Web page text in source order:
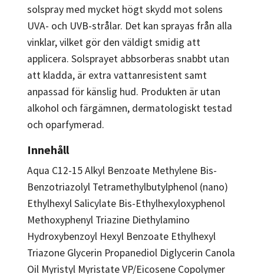
solspray med mycket högt skydd mot solens
UVA- och UVB-strålar. Det kan sprayas från alla
vinklar, vilket gör den väldigt smidig att
applicera. Solsprayet abbsorberas snabbt utan
att kladda, är extra vattanresistent samt
anpassad för känslig hud. Produkten är utan
alkohol och färgämnen, dermatologiskt testad
och oparfymerad.
Innehåll
Aqua C12-15 Alkyl Benzoate Methylene Bis-
Benzotriazolyl Tetramethylbutylphenol (nano)
Ethylhexyl Salicylate Bis-Ethylhexyloxyphenol
Methoxyphenyl Triazine Diethylamino
Hydroxybenzoyl Hexyl Benzoate Ethylhexyl
Triazone Glycerin Propanediol Diglycerin Canola
Oil Myristyl Myristate VP/Eicosene Copolymer